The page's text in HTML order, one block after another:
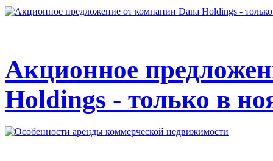
Акционное
Holdings - только в